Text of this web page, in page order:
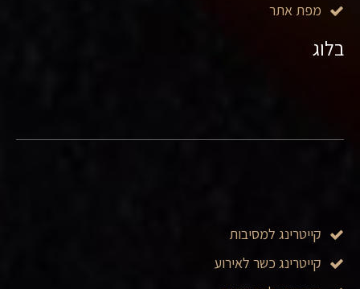
בלוג
קייטרינג למסיבות
קייטרינג כשר לאירוע
מפת אתר